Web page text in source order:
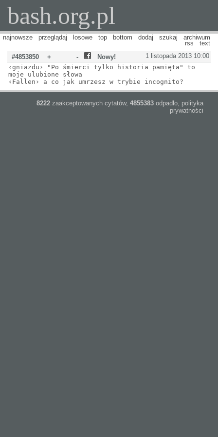
bash.org.pl
najnowsze przeglądaj losowe top bottom dodaj szukaj
archiwum
rss
text
1 listopada 2013 10:00
#4853850 + -
Nowy!
‹gniazdu› "Po śmierci tylko historia pamięta" to
moje ulubione słowa
‹Fallen› a co jak umrzesz w trybie incognito?
8222 zaakceptowanych cytatów, 4855383 odpadło, polityka
prywatności